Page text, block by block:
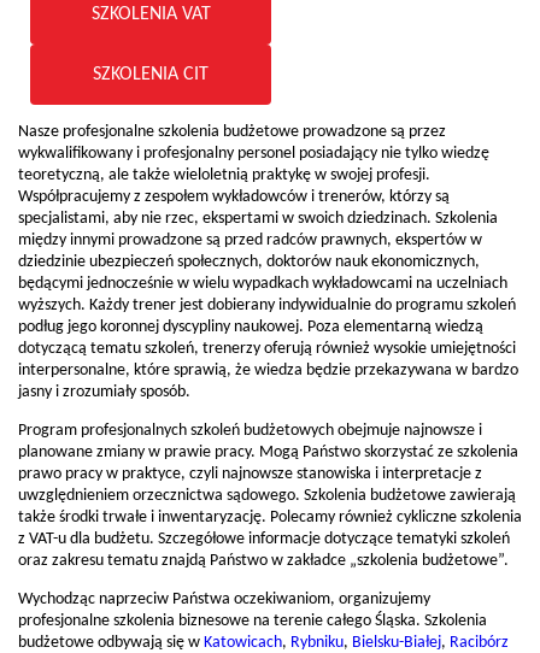
SZKOLENIA VAT
SZKOLENIA CIT
Nasze profesjonalne szkolenia budżetowe prowadzone są przez
wykwalifikowany i profesjonalny personel posiadający nie tylko wiedzę
teoretyczną, ale także wieloletnią praktykę w swojej profesji.
Współpracujemy z zespołem wykładowców i trenerów, którzy są
specjalistami, aby nie rzec, ekspertami w swoich dziedzinach. Szkolenia
między innymi prowadzone są przed radców prawnych, ekspertów w
dziedzinie ubezpieczeń społecznych, doktorów nauk ekonomicznych,
będącymi jednocześnie w wielu wypadkach wykładowcami na uczelniach
wyższych. Każdy trener jest dobierany indywidualnie do programu szkoleń
podług jego koronnej dyscypliny naukowej. Poza elementarną wiedzą
dotyczącą tematu szkoleń, trenerzy oferują również wysokie umiejętności
interpersonalne, które sprawią, że wiedza będzie przekazywana w bardzo
jasny i zrozumiały sposób.
Program profesjonalnych szkoleń budżetowych obejmuje najnowsze i
planowane zmiany w prawie pracy. Mogą Państwo skorzystać ze szkolenia
prawo pracy w praktyce, czyli najnowsze stanowiska i interpretacje z
uwzględnieniem orzecznictwa sądowego. Szkolenia budżetowe zawierają
także środki trwałe i inwentaryzację. Polecamy również cykliczne szkolenia
z VAT-u dla budżetu. Szczegółowe informacje dotyczące tematyki szkoleń
oraz zakresu tematu znajdą Państwo w zakładce „szkolenia budżetowe”.
Wychodząc naprzeciw Państwa oczekiwaniom, organizujemy
profesjonalne szkolenia biznesowe na terenie całego Śląska. Szkolenia
budżetowe odbywają się w Katowicach, Rybniku, Bielsku-Białej, Racibórz